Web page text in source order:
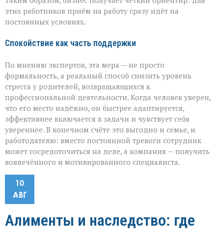
этих работников приём на работу сразу идёт на
постоянных условиях.
Спокойствие как часть поддержки
По мнению экспертов, эта мера — не просто
формальность, а реальный способ снизить уровень
стресса у родителей, возвращающихся к
профессиональной деятельности. Когда человек уверен,
что его место надёжно, он быстрее адаптируется,
эффективнее включается в задачи и чувствует себя
увереннее. В конечном счёте это выгодно и семье, и
работодателю: вместо постоянной тревоги сотрудник
может сосредоточиться на деле, а компания — получить
вовлечённого и мотивированного специалиста.
10
АВГ
Алименты и наследство: где